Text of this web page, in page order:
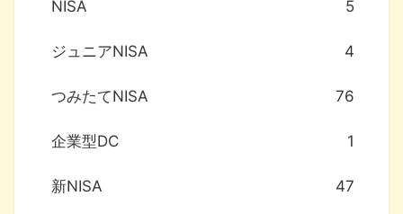
NISA 5
ジュニアNISA 4
つみたてNISA 76
企業型DC 1
新NISA 47